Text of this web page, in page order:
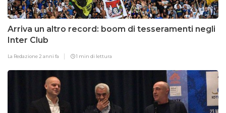
Arriva un altro record: boom di tesseramenti negli
Inter Club
La Redazione 2 anni fa 1 min di lettura